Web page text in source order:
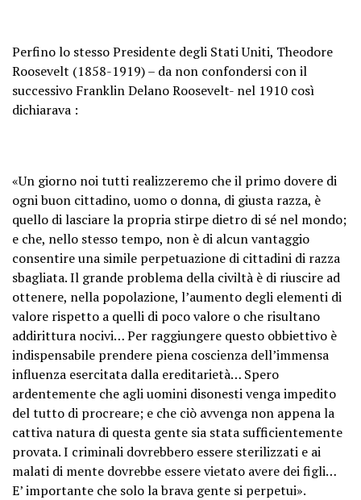
Perfino lo stesso Presidente degli Stati Uniti, Theodore
Roosevelt (1858-1919) – da non confondersi con il
successivo Franklin Delano Roosevelt- nel 1910 così
dichiarava :
«Un giorno noi tutti realizzeremo che il primo dovere di
ogni buon cittadino, uomo o donna, di giusta razza, è
quello di lasciare la propria stirpe dietro di sé nel mondo;
e che, nello stesso tempo, non è di alcun vantaggio
consentire una simile perpetuazione di cittadini di razza
sbagliata. Il grande problema della civiltà è di riuscire ad
ottenere, nella popolazione, l’aumento degli elementi di
valore rispetto a quelli di poco valore o che risultano
addirittura nocivi… Per raggiungere questo obbiettivo è
indispensabile prendere piena coscienza dell’immensa
influenza esercitata dalla ereditarietà… Spero
ardentemente che agli uomini disonesti venga impedito
del tutto di procreare; e che ciò avvenga non appena la
cattiva natura di questa gente sia stata sufficientemente
provata. I criminali dovrebbero essere sterilizzati e ai
malati di mente dovrebbe essere vietato avere dei figli…
E’ importante che solo la brava gente si perpetui».